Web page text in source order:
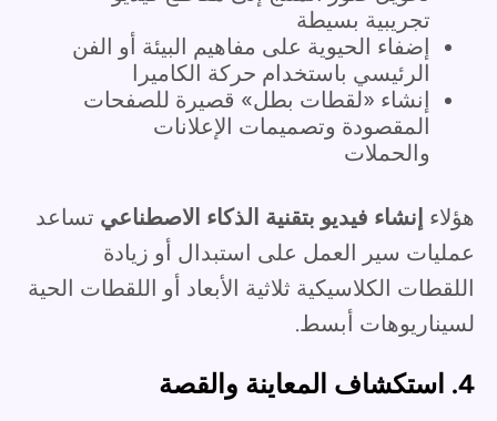
تجريبية بسيطة
إضفاء الحيوية على مفاهيم البيئة أو الفن
الرئيسي باستخدام حركة الكاميرا
إنشاء «لقطات بطل» قصيرة للصفحات
المقصودة وتصميمات الإعلانات
والحملات
هؤلاء إنشاء فيديو بتقنية الذكاء الاصطناعي تساعد
عمليات سير العمل على استبدال أو زيادة
اللقطات الكلاسيكية ثلاثية الأبعاد أو اللقطات الحية
لسيناريوهات أبسط.
4. استكشاف المعاينة والقصة